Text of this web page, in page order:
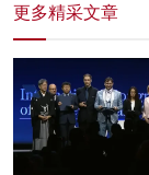
更多精采文章